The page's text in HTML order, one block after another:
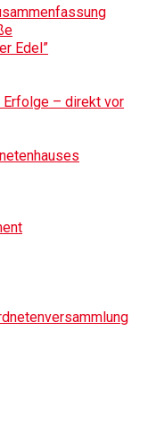
Edel”
– direkt vor